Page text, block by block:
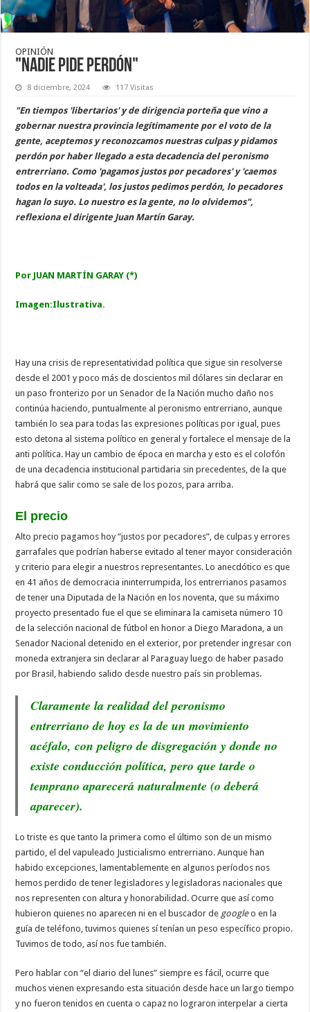
OPINIÓN
"Nadie pide perdón"
8 diciembre, 2024 117 Visitas
"En tiempos 'libertarios' y de dirigencia porteña que vino a
gobernar nuestra provincia legítimamente por el voto de la
gente, aceptemos y reconozcamos nuestras culpas y pidamos
perdón por haber llegado a esta decadencia del peronismo
entrerriano. Como 'pagamos justos por pecadores' y 'caemos
todos en la volteada', los justos pedimos perdón, lo pecadores
hagan lo suyo. Lo nuestro es la gente, no lo olvidemos",
reflexiona el dirigente Juan Martín Garay.
Por JUAN MARTÍN GARAY (*)
Imagen:Ilustrativa.
Hay una crisis de representatividad política que sigue sin resolverse
desde el 2001 y poco más de doscientos mil dólares sin declarar en
un paso fronterizo por un Senador de la Nación mucho daño nos
continúa haciendo, puntualmente al peronismo entrerriano, aunque
también lo sea para todas las expresiones políticas por igual, pues
esto detona al sistema político en general y fortalece el mensaje de la
anti política. Hay un cambio de época en marcha y esto es el colofón
de una decadencia institucional partidaria sin precedentes, de la que
habrá que salir como se sale de los pozos, para arriba.
El precio
Alto precio pagamos hoy “justos por pecadores”, de culpas y errores
garrafales que podrían haberse evitado al tener mayor consideración
y criterio para elegir a nuestros representantes. Lo anecdótico es que
en 41 años de democracia ininterrumpida, los entrerrianos pasamos
de tener una Diputada de la Nación en los noventa, que su máximo
proyecto presentado fue el que se eliminara la camiseta número 10
de la selección nacional de fútbol en honor a Diego Maradona, a un
Senador Nacional detenido en el exterior, por pretender ingresar con
moneda extranjera sin declarar al Paraguay luego de haber pasado
por Brasil, habiendo salido desde nuestro país sin problemas.
Claramente la realidad del peronismo
entrerriano de hoy es la de un movimiento
acéfalo, con peligro de disgregación y donde no
existe conducción política, pero que tarde o
temprano aparecerá naturalmente (o deberá
aparecer).
Lo triste es que tanto la primera como el último son de un mismo
partido, el del vapuleado Justicialismo entrerriano. Aunque han
habido excepciones, lamentablemente en algunos períodos nos
hemos perdido de tener legisladores y legisladoras nacionales que
nos representen con altura y honorabilidad. Ocurre que así como
hubieron quienes no aparecen ni en el buscador de googleo en la
guía de teléfono, tuvimos quienes sí tenían un peso específico propio.
Tuvimos de todo, así nos fue también.
Pero hablar con “el diario del lunes” siempre es fácil, ocurre que
muchos vienen expresando esta situación desde hace un largo tiempo
y no fueron tenidos en cuenta o capaz no lograron interpelar a cierta